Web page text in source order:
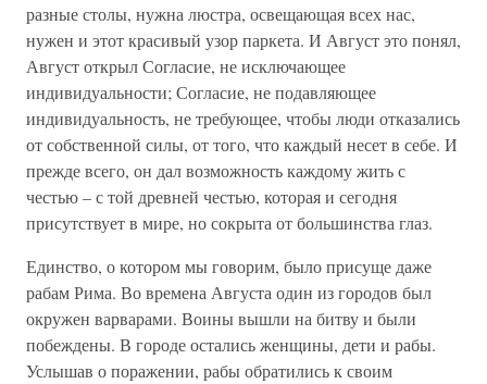
разные столы, нужна люстра, освещающая всех нас,
нужен и этот красивый узор паркета. И Август это понял,
Август открыл Согласие, не исключающее
индивидуальности; Согласие, не подавляющее
индивидуальность, не требующее, чтобы люди отказались
от собственной силы, от того, что каждый несет в себе. И
прежде всего, он дал возможность каждому жить с
честью – с той древней честью, которая и сегодня
присутствует в мире, но сокрыта от большинства глаз.
Единство, о котором мы говорим, было присуще даже
рабам Рима. Во времена Августа один из городов был
окружен варварами. Воины вышли на битву и были
побеждены. В городе остались женщины, дети и рабы.
Услышав о поражении, рабы обратились к своим